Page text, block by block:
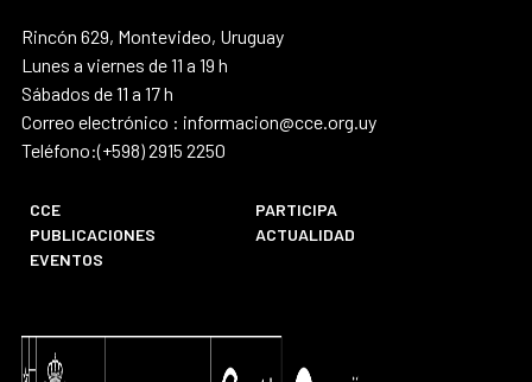
Rincón 629, Montevideo, Uruguay
Lunes a viernes de 11 a 19 h
Sábados de 11 a 17 h
Correo electrónico : informacion@cce.org.uy
Teléfono:(+598) 2915 2250
CCE
PARTICIPA
PUBLICACIONES
ACTUALIDAD
EVENTOS